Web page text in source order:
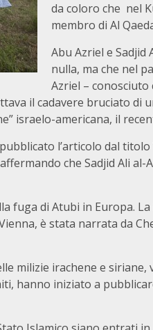
da coloro che nel
membro di Al
Abu Azriel e
nulla, ma che nel
Azriel – conosciuto
il cadavere bruciato di
israelo-americana, il
l’articolo dal
che Sadjid Ali
fuga di Atubi in Europa.
è stata narrata da
milizie irachene e
hanno iniziato a